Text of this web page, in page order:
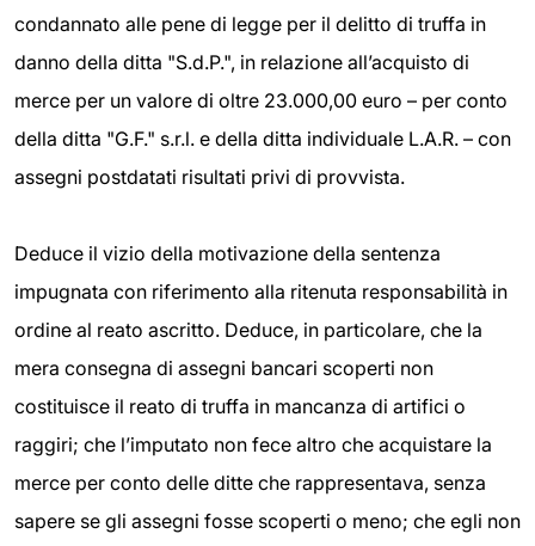
condannato alle pene di legge per il delitto di truffa in
danno della ditta "S.d.P.", in relazione all’acquisto di
merce per un valore di oltre 23.000,00 euro – per conto
della ditta "G.F." s.r.l. e della ditta individuale L.A.R. – con
assegni postdatati risultati privi di provvista.
Deduce il vizio della motivazione della sentenza
impugnata con riferimento alla ritenuta responsabilità in
ordine al reato ascritto. Deduce, in particolare, che la
mera consegna di assegni bancari scoperti non
costituisce il reato di truffa in mancanza di artifici o
raggiri; che l’imputato non fece altro che acquistare la
merce per conto delle ditte che rappresentava, senza
sapere se gli assegni fosse scoperti o meno; che egli non